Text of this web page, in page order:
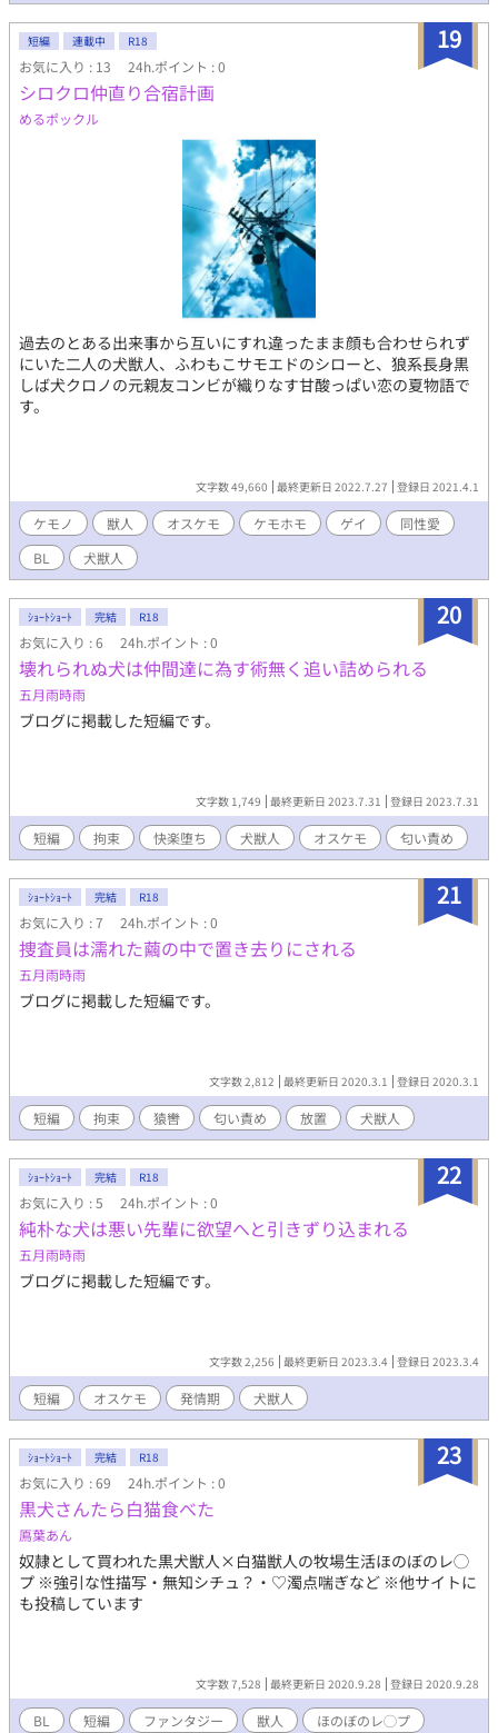
19
短編 連載中 R18
お気に入り : 13 24h.ポイント : 0
シロクロ仲直り合宿計画
めるポックル
過去のとある出来事から互いにすれ違ったまま顔も合わせられず
にいた二人の犬獣人、ふわもこサモエドのシローと、狼系長身黒
しば犬クロノの元親友コンビが織りなす甘酸っぱい恋の夏物語で
す。
文字数 49,660 最終更新日 2022.7.27 登録日 2021.4.1
ケモノ 獣人 オスケモ ケモホモ ゲイ
同性愛
BL
犬獣人
20
ｼｮｰﾄｼｮｰﾄ 完結 R18
お気に入り : 6 24h.ポイント : 0
壊れられぬ犬は仲間達に為す術無く追い詰められる
五月雨時雨
ブログに掲載した短編です。
文字数 1,749 最終更新日 2023.7.31 登録日 2023.7.31
短編 拘束 快楽堕ち 犬獣人 オスケモ 匂い責め
21
ｼｮｰﾄｼｮｰﾄ 完結 R18
お気に入り : 7 24h.ポイント : 0
捜査員は濡れた繭の中で置き去りにされる
五月雨時雨
ブログに掲載した短編です。
文字数 2,812 最終更新日 2020.3.1 登録日 2020.3.1
短編 拘束 猿轡 匂い責め 放置 犬獣人
22
ｼｮｰﾄｼｮｰﾄ 完結 R18
お気に入り : 5 24h.ポイント : 0
純朴な犬は悪い先輩に欲望へと引きずり込まれる
五月雨時雨
ブログに掲載した短編です。
文字数 2,256 最終更新日 2023.3.4 登録日 2023.3.4
短編 オスケモ 発情期 犬獣人
23
ｼｮｰﾄｼｮｰﾄ 完結 R18
お気に入り : 69 24h.ポイント : 0
黒犬さんたら白猫食べた
鳫葉あん
奴隷として買われた黒犬獣人×白猫獣人の牧場生活ほのぼのレ◯
プ ※強引な性描写・無知シチュ？・♡濁点喘ぎなど ※他サイトに
も投稿しています
文字数 7,528 最終更新日 2020.9.28 登録日 2020.9.28
BL 短編 ファンタジー 獣人 ほのぼのレ◯プ